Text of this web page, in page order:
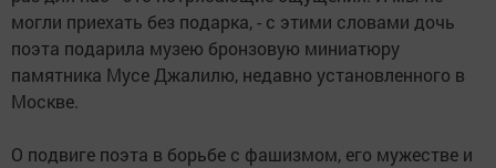
могли приехать без подарка, - с этими словами дочь
поэта подарила музею бронзовую миниатюру
памятника Мусе Джалилю, недавно установленного в
Москве.
О подвиге поэта в борьбе с фашизмом, его мужестве и